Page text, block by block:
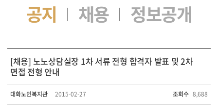
공지 채용 정보공개
[채용] 노노상담실장 1차 서류 전형 합격자 발표 및 2차
면접 전형 안내
대화노인복지관 2015-02-27 조회수 8,688